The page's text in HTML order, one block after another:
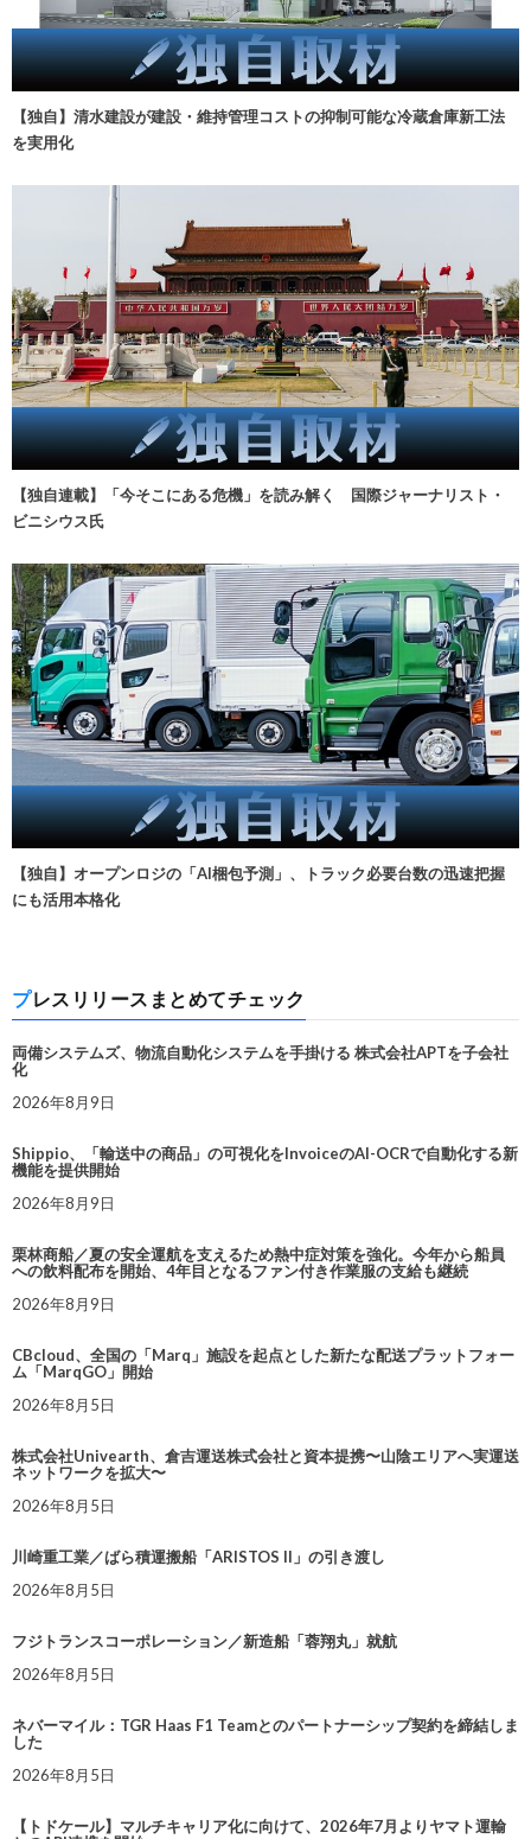
【独自】清水建設が建設・維持管理コストの抑制可能な冷蔵倉庫新工法
を実用化
【独自連載】「今そこにある危機」を読み解く 国際ジャーナリスト・
ビニシウス氏
【独自】オープンロジの「AI梱包予測」、トラック必要台数の迅速把握
にも活用本格化
プレスリリースまとめてチェック
両備システムズ、物流自動化システムを手掛ける 株式会社APTを子会社
化
2026年8月9日
Shippio、「輸送中の商品」の可視化をInvoiceのAI-OCRで自動化する新
機能を提供開始
2026年8月9日
栗林商船／夏の安全運航を支えるため熱中症対策を強化。今年から船員
への飲料配布を開始、4年目となるファン付き作業服の支給も継続
2026年8月9日
CBcloud、全国の「Marq」施設を起点とした新たな配送プラットフォー
ム「MarqGO」開始
2026年8月5日
株式会社Univearth、倉吉運送株式会社と資本提携〜山陰エリアへ実運送
ネットワークを拡大〜
2026年8月5日
川崎重工業／ばら積運搬船「ARISTOS II」の引き渡し
2026年8月5日
フジトランスコーポレーション／新造船「蓉翔丸」就航
2026年8月5日
ネバーマイル：TGR Haas F1 Teamとのパートナーシップ契約を締結しま
した
2026年8月5日
【トドケール】マルチキャリア化に向けて、2026年7月よりヤマト運輸